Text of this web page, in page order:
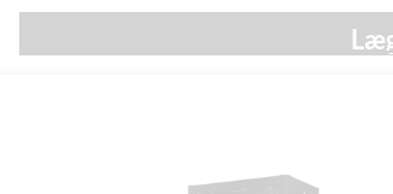
149,00 kr.
Tirsdag d. 11/8
0,00 kr. Tirsdag d. 11/8